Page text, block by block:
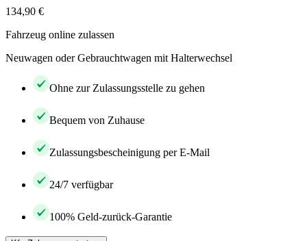
134,90 €
Fahrzeug online zulassen
Neuwagen oder Gebrauchtwagen mit Halterwechsel
Ohne zur Zulassungsstelle zu gehen
Bequem von Zuhause
Zulassungsbescheinigung per E-Mail
24/7 verfügbar
100% Geld-zurück-Garantie